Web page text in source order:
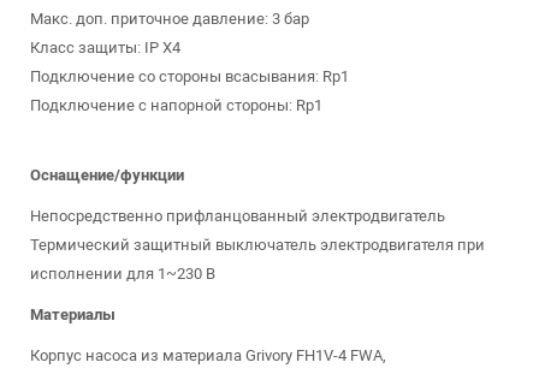
Макс. доп. приточное давление: 3 бар
Класс защиты: IP X4
Подключение со стороны всасывания: Rp1
Подключение с напорной стороны: Rp1
Оснащение/функции
Непосредственно прифланцованный электродвигатель
Термический защитный выключатель электродвигателя при
исполнении для 1~230 В
Материалы
Корпус насоса из материала Grivory FH1V-4 FWA,